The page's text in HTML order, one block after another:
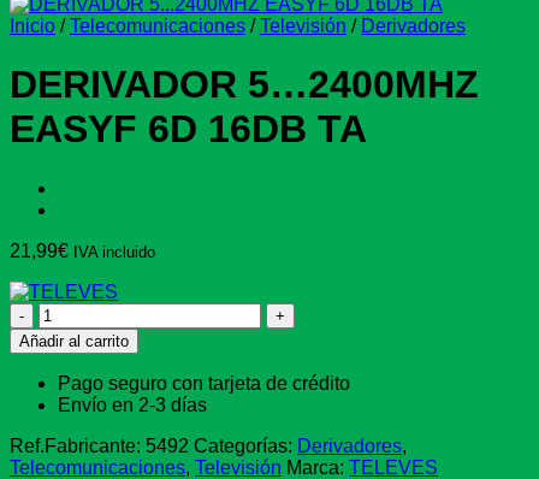
Inicio / Telecomunicaciones / Televisión / Derivadores
DERIVADOR 5…2400MHZ
EASYF 6D 16DB TA
21,99€ IVA incluido
DERIVADOR
5...2400MHZ
EASYF
6D
16DB
cantidad
Añadir al carrito
Pago seguro con tarjeta de crédito
Envío en 2-3 días
Ref.Fabricante: 5492 Categorías: Derivadores,
Telecomunicaciones, Televisión Marca: TELEVES